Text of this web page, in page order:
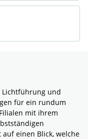
Lichtführung und
für ein rundum
mit ihrem
einen Blick, welche